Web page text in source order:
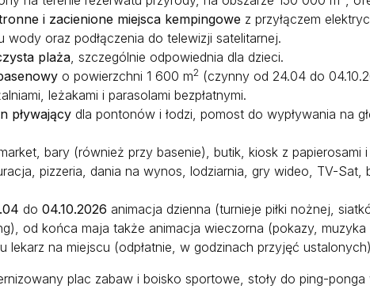
i zacienione miejsca kempingowe z przyłączem
wody oraz podłączenia do telewizji satelitarnej.
plaża , szczególnie odpowiednia dla dzieci.
o powierzchni 1 600 m2 (czynny od 24.04 do
leżakami i parasolami bezpłatnymi.
pływający dla pontonów i łodzi, pomost do wypływania na
bary (również przy basenie), butik, kiosk z papierosami i
pizzeria, dania na wynos, lodziarnia, gry wideo, TV-Sat,
do 04.10.2026 animacja dzienna (turnieje piłki nożnej,
od końca maja także animacja wieczorna (pokazy,
lekarz na miejscu (odpłatnie, w godzinach przyjęć
plac zabaw i boisko sportowe, stoły do ping-